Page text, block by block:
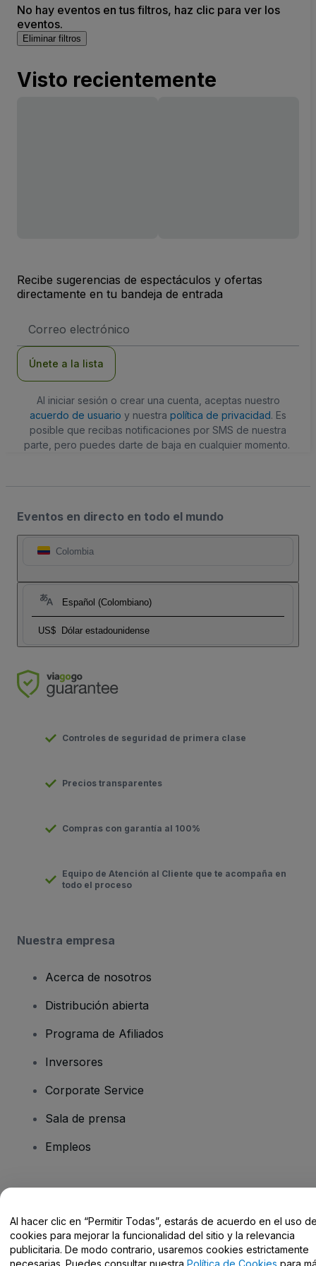
No hay eventos en tus filtros, haz clic para ver los
eventos.
Eliminar filtros
Visto recientemente
Recibe sugerencias de espectáculos y ofertas
directamente en tu bandeja de entrada
de
Únete a la lista
Al iniciar sesión o crear una cuenta, aceptas nuestro
acuerdo de usuario y nuestra política de privacidad. Es
posible que recibas notificaciones por SMS de nuestra
parte, pero puedes darte de baja en cualquier momento.
Eventos en directo en todo el mundo
Colombia
Español (Colombiano)
US$ Dólar estadounidense
Controles de seguridad de primera clase
Precios transparentes
Compras con garantía al 100%
Equipo de Atención al Cliente que te acompaña en
todo el proceso
Nuestra empresa
Acerca de nosotros
Distribución abierta
Programa de Afiliados
Inversores
Corporate Service
Sala de prensa
Empleos
Centro de Ayuda / Contacto
Al hacer clic en “Permitir Todas”, estarás de acuerdo en el uso
cookies para mejorar la funcionalidad del sitio y la relevancia
publicitaria. De modo contrario, usaremos cookies estrictamente
necesarias. Puedes consultar nuestra Política de Cookies para